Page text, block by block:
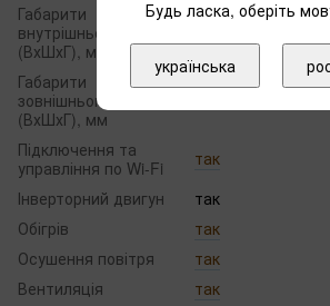
Габарити
внутрішнього блоку
(ВхШхГ), мм
Габарити
зовнішнього блоку
(ВхШхГ), мм
Підключення та
управління по Wi-Fi
так
Інверторний двигун
так
Обігрів
так
Осушення повітря
так
Вентиляція
так
Будь ласка, оберіть
українська